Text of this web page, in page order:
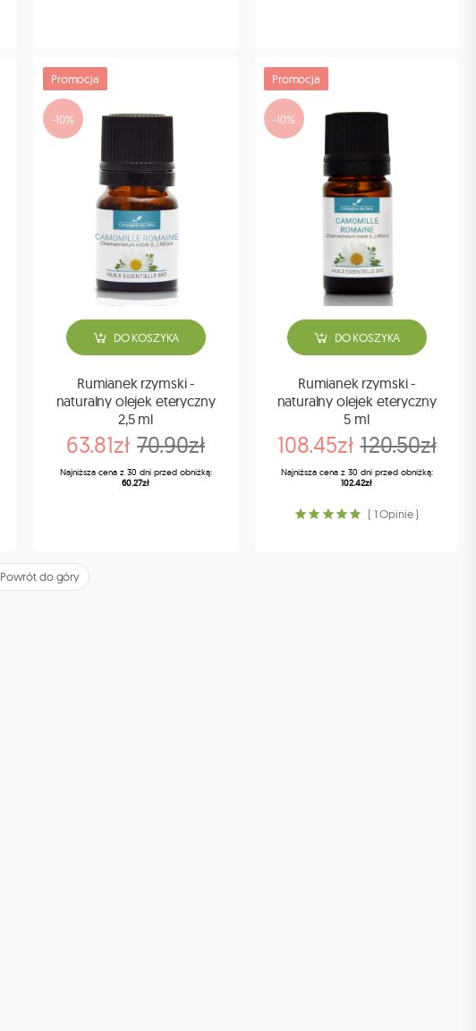
Promocja
-10%
DO KOSZYKA
Rumianek rzymski -
naturalny olejek eteryczny
2,5 ml
63.81zł 70.90zł
Najniższa cena z 30 dni przed obniżką:
60.27zł
Promocja
-10%
DO KOSZYKA
Rumianek rzymski -
naturalny olejek eteryczny
5 ml
108.45zł 120.50zł
Najniższa cena z 30 dni przed obniżką:
102.42zł
( 1 Opinie )
Powrót do góry